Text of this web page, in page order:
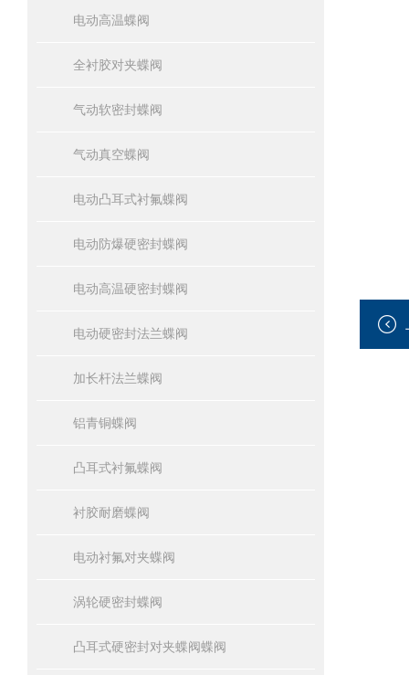
电动高温蝶阀
全衬胶对夹蝶阀
气动软密封蝶阀
气动真空蝶阀
电动凸耳式衬氟蝶阀
电动防爆硬密封蝶阀
电动高温硬密封蝶阀
电动硬密封法兰蝶阀
加长杆法兰蝶阀
铝青铜蝶阀
凸耳式衬氟蝶阀
衬胶耐磨蝶阀
电动衬氟对夹蝶阀
涡轮硬密封蝶阀
凸耳式硬密封对夹蝶阀蝶阀